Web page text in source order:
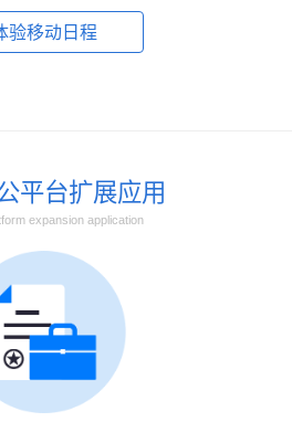
验移动日程
平台扩展应用
expansion application